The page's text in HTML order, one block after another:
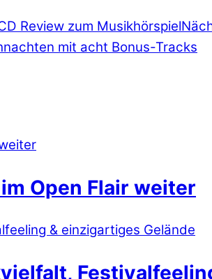
Review zum Musikhörspiel
mit acht Bonus-Tracks
Open Flair weiter